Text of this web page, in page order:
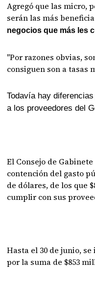
Agregó que las micro,
serán las más
negocios que más les
"Por razones obvias,
consiguen son a tasas
Todavía hay
a los proveedores del
El Consejo de
contención del gasto
de dólares, de los que
cumplir con sus
Hasta el 30 de junio,
por la suma de $853